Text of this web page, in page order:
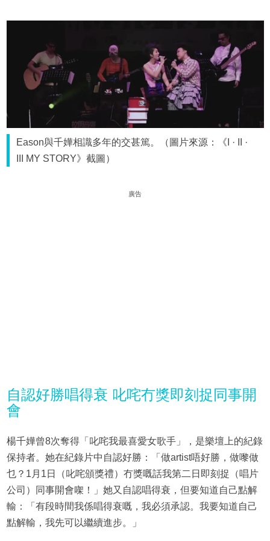
Eason與千嬅相識多年的交甚篤。（圖片來源：《I · II ·
III MY STORY》截圖）
廣告
自認好勝唱得衰 叱咤冇獎即刻捉同事開
會
楊千嬅曾8次奪得「叱咤我最喜愛女歌手」，是樂壇上的紀錄
保持者。她在紀錄片中自認好勝：「做artist唔好勝，做嚟做
乜？1月1日（叱咤頒獎禮）冇獎嘅話我第二日即刻捉（唱片
公司）同事開會㗎！」她又自認唱得衰，但要知道自己點解
輸：「有段時間我係唱得衰嘅，我必須承認。我要知道自己
點解輸，我先可以繼續進步。」